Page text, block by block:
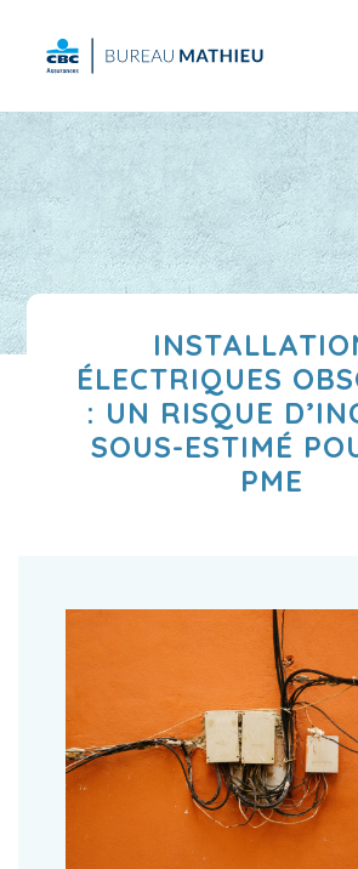
ÉLECTRIQUES
: UN RISQUE
SOUS-ESTIMÉ
PME